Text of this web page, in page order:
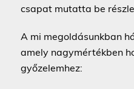
csapat mutatta be
A mi megoldásunkban
amely nagymértékben
győzelemhez: